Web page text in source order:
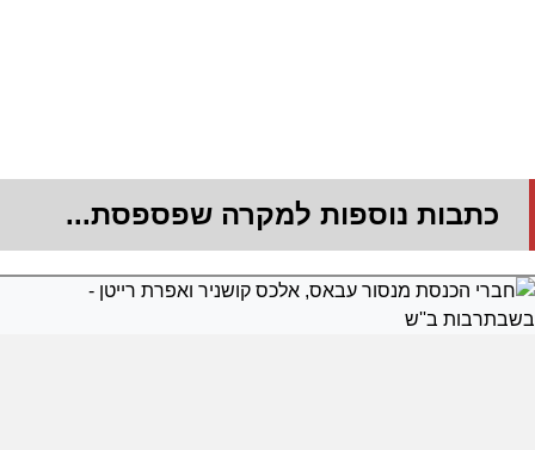
כתבות נוספות למקרה שפספסת...